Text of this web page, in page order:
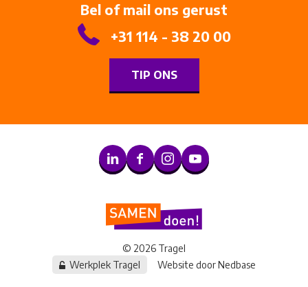
Bel of mail ons gerust
+31 114 - 38 20 00
TIP ONS
© 2026 Tragel
Werkplek Tragel
Website doorNedbase